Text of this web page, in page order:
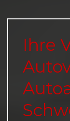
Ihre